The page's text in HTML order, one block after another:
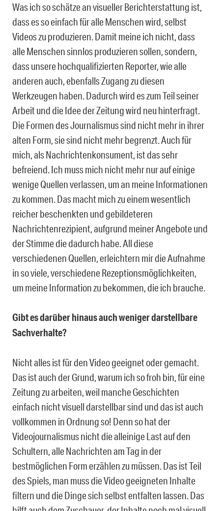
Was ich so schätze an visueller Berichterstattung ist,
dass es so einfach für alle Menschen wird, selbst
Videos zu produzieren. Damit meine ich nicht, dass
alle Menschen sinnlos produzieren sollen, sondern,
dass unsere hochqualifizierten Reporter, wie alle
anderen auch, ebenfalls Zugang zu diesen
Werkzeugen haben. Dadurch wird es zum Teil seiner
Arbeit und die Idee der Zeitung wird neu hinterfragt.
Die Formen des Journalismus sind nicht mehr in ihrer
alten Form, sie sind nicht mehr begrenzt. Auch für
mich, als Nachrichtenkonsument, ist das sehr
befreiend. Ich muss mich nicht mehr nur auf einige
wenige Quellen verlassen, um an meine Informationen
zu kommen. Das macht mich zu einem wesentlich
reicher beschenkten und gebildeteren
Nachrichtenrezipient, aufgrund meiner Angebote und
der Stimme die dadurch habe. All diese
verschiedenen Quellen, erleichtern mir die Aufnahme
in so viele, verschiedene Rezeptionsmöglichkeiten,
um meine Information zu bekommen, die ich brauche.
Gibt es darüber hinaus auch weniger darstellbare
Sachverhalte?
Nicht alles ist für den Video geeignet oder gemacht.
Das ist auch der Grund, warum ich so froh bin, für eine
Zeitung zu arbeiten, weil manche Geschichten
einfach nicht visuell darstellbar sind und das ist auch
vollkommen in Ordnung so! Denn so hat der
Videojournalismus nicht die alleinige Last auf den
Schultern, alle Nachrichten am Tag in der
bestmöglichen Form erzählen zu müssen. Das ist Teil
des Spiels, man muss die Video geeigneten Inhalte
filtern und die Dinge sich selbst entfalten lassen. Das